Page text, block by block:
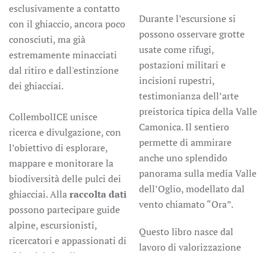
esclusivamente a contatto
con il ghiaccio, ancora poco
conosciuti, ma già
estremamente minacciati
dal ritiro e dall'estinzione
dei ghiacciai.
CollembolICE unisce
ricerca e divulgazione, con
l’obiettivo di esplorare,
mappare e monitorare la
biodiversità delle pulci dei
ghiacciai. Allaraccolta dati
possono partecipare guide
alpine, escursionisti,
ricercatori e appassionati di
Durante l’escursione si
possono osservare grotte
usate come rifugi,
postazioni militari e
incisioni rupestri,
testimonianza dell’arte
preistorica tipica della Valle
Camonica. Il sentiero
permette di ammirare
anche uno splendido
panorama sulla media Valle
dell’Oglio, modellato dal
vento chiamato “Ora”.
Questo libro nasce dal
lavoro di valorizzazione